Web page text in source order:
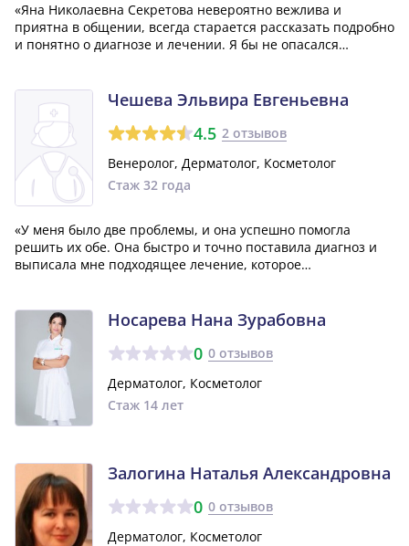
«Яна Николаевна Секретова невероятно вежлива и
приятна в общении, всегда старается рассказать подробно
и понятно о диагнозе и лечении. Я бы не опасался
заметен уже через пару дней после в...»
Чешева Эльвира Евгеньевна
4.5 2 отзывов
Венеролог, Дерматолог, Косметолог
Стаж 32 года
«У меня было две проблемы, и она успешно помогла
решить их обе. Она быстро и точно поставила диагноз и
выписала мне подходящее лечение, которое
приятно, она очень доброжелательная и вс...»
Носарева Нана Зурабовна
0 0 отзывов
Дерматолог, Косметолог
Стаж 14 лет
Залогина Наталья Александровна
0 0 отзывов
Дерматолог, Косметолог